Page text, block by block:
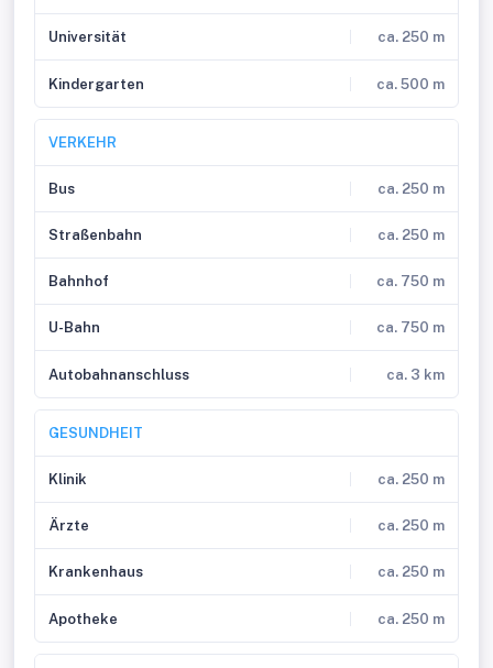
Universität ca. 250 m
Kindergarten ca. 500 m
VERKEHR
Bus ca. 250 m
Straßenbahn ca. 250 m
Bahnhof ca. 750 m
U-Bahn ca. 750 m
Autobahnanschluss ca. 3 km
GESUNDHEIT
Klinik ca. 250 m
Ärzte ca. 250 m
Krankenhaus ca. 250 m
Apotheke ca. 250 m